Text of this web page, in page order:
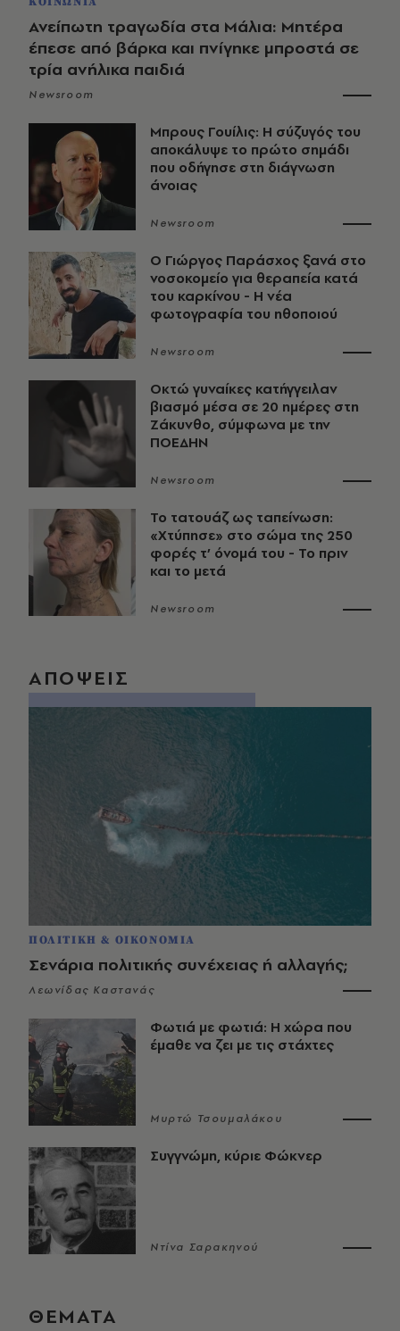
Ανείπωτη τραγωδία στα Μάλια: Μητέρα
έπεσε από βάρκα και πνίγηκε μπροστά σε
τρία ανήλικα παιδιά
Newsroom
Μπρους Γουίλις: Η σύζυγός του
αποκάλυψε το πρώτο σημάδι
που οδήγησε στη διάγνωση
άνοιας
Newsroom
O Γιώργος Παράσχος ξανά στο
νοσοκομείο για θεραπεία κατά
του καρκίνου - Η νέα
φωτογραφία του ηθοποιού
Newsroom
Οκτώ γυναίκες κατήγγειλαν
βιασμό μέσα σε 20 ημέρες στη
Ζάκυνθο, σύμφωνα με την
ΠΟΕΔΗΝ
Newsroom
Το τατουάζ ως ταπείνωση:
«Χτύπησε» στο σώμα της 250
φορές τ’ όνομά του - Το πριν
και το μετά
Newsroom
ΑΠΟΨΕΙΣ
ΠΟΛΙΤΙΚΗ & ΟΙΚΟΝΟΜΙΑ
Σενάρια πολιτικής συνέχειας ή αλλαγής;
Λεωνίδας Καστανάς
Φωτιά με φωτιά: Η χώρα που
έμαθε να ζει με τις στάχτες
Μυρτώ Τσουμαλάκου
Συγγνώμη, κύριε Φώκνερ
Ντίνα Σαρακηνού
ΘΕΜΑΤΑ